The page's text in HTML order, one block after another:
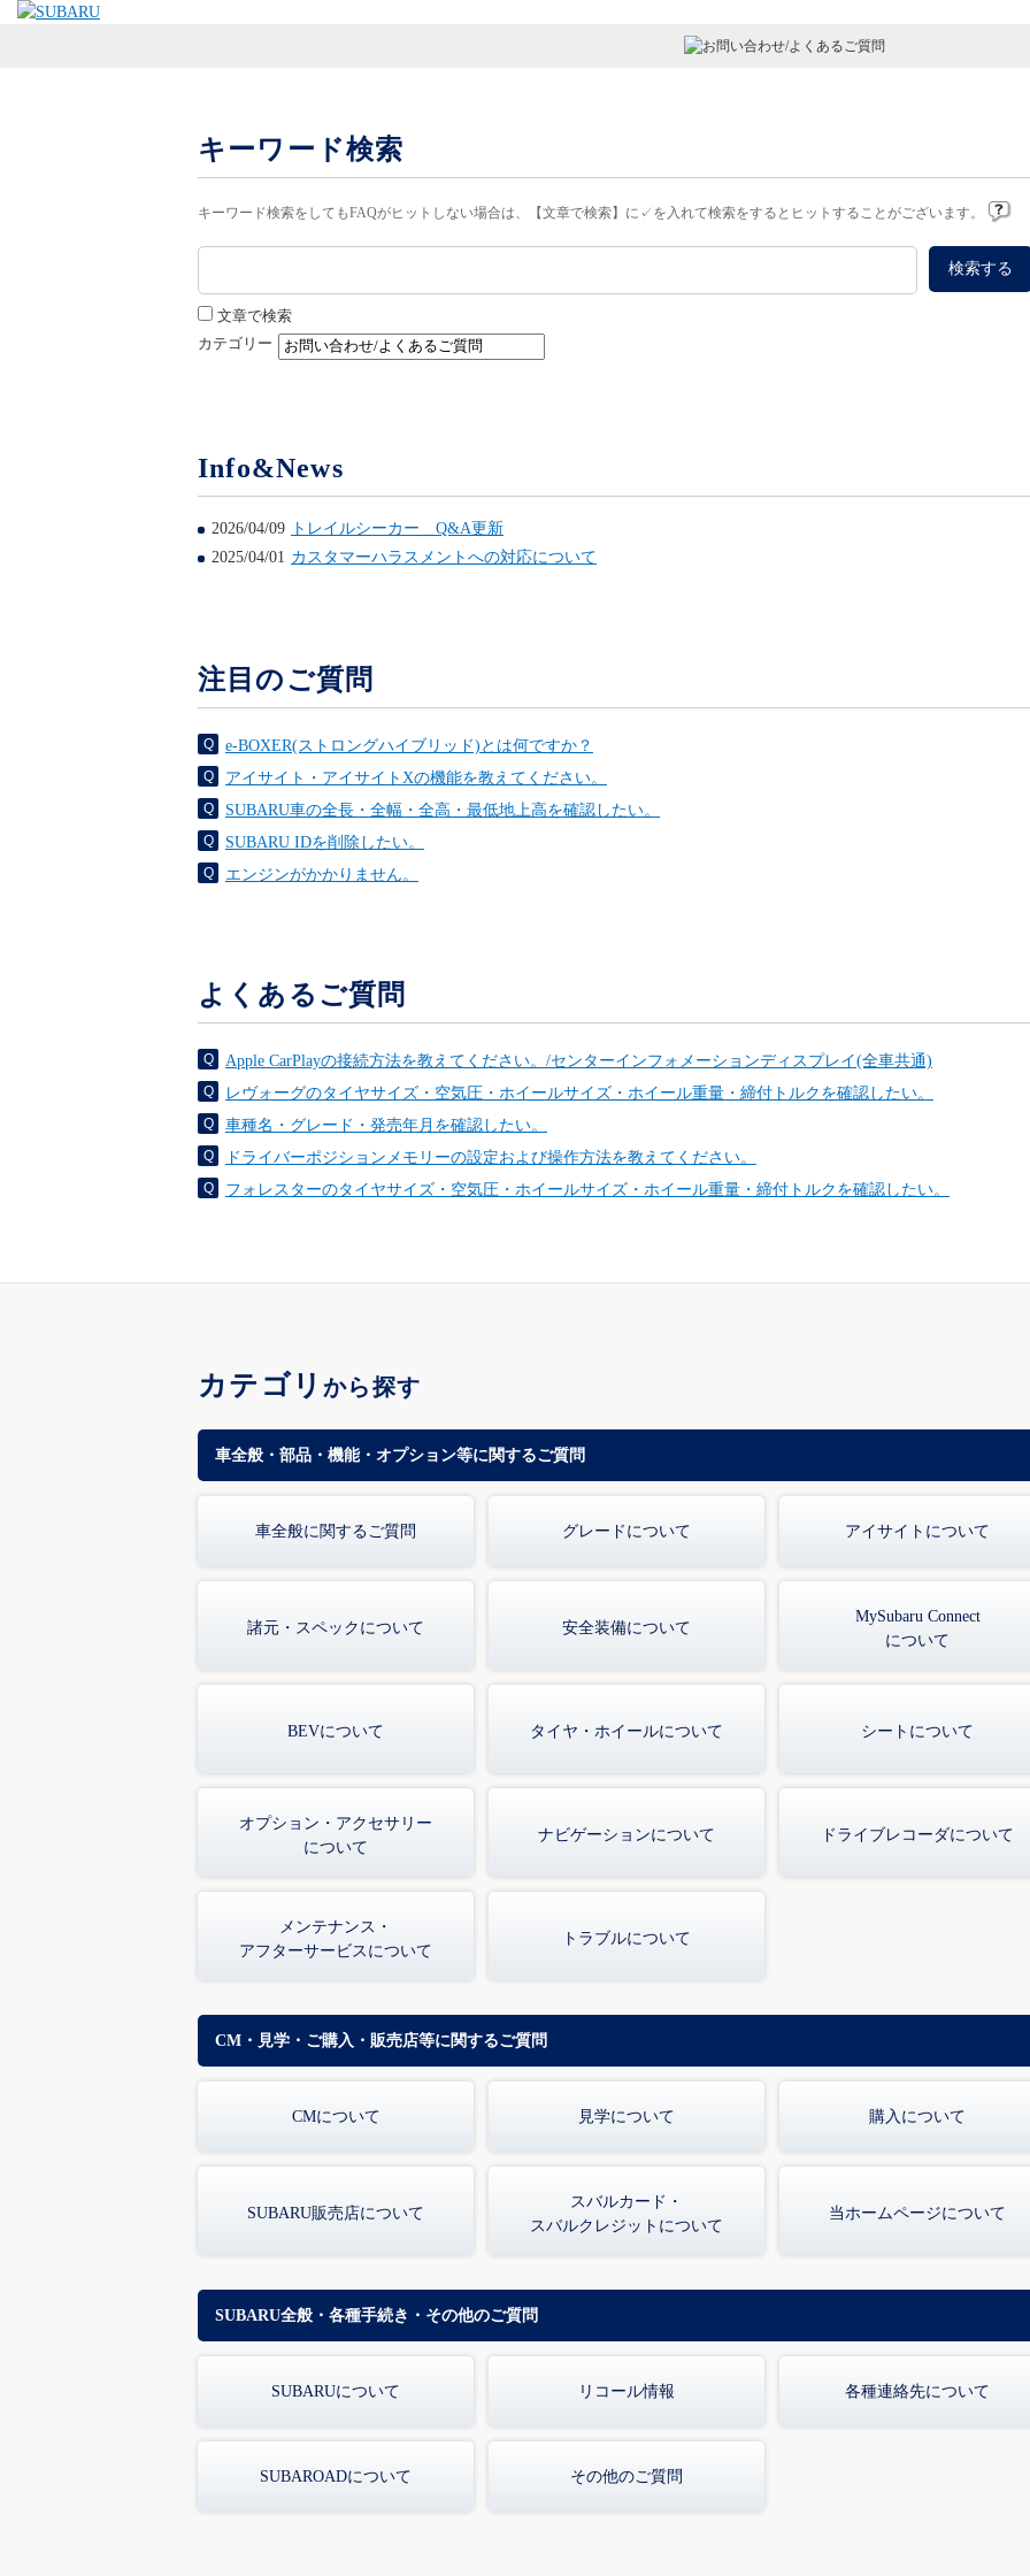
キーワード検索
キーワード検索をしてもFAQがヒットしない場合は、【文章で検索】に✓を入れて検索をするとヒットすることがございます。
文章で検索
カテゴリー
Info&News
2026/04/09
トレイルシーカー Q&A更新
2025/04/01 カスタマーハラスメントへの対応について
注目のご質問
e-BOXER(ストロングハイブリッド)とは何ですか？
アイサイト・アイサイトXの機能を教えてください。
SUBARU車の全長・全幅・全高・最低地上高を確認したい。
SUBARU IDを削除したい。
エンジンがかかりません。
よくあるご質問
Apple CarPlayの接続方法を教えてください。/センターインフォメーションディスプレイ(全車共通)
レヴォーグのタイヤサイズ・空気圧・ホイールサイズ・ホイール重量・締付トルクを確認したい。
車種名・グレード・発売年月を確認したい。
ドライバーポジションメモリーの設定および操作方法を教えてください。
フォレスターのタイヤサイズ・空気圧・ホイールサイズ・ホイール重量・締付トルクを確認したい。
カテゴリから探す
車全般・部品・機能・オプション等に関するご質問
車全般に関するご質問 グレードについて アイサイトについて
諸元・スペックについて 安全装備について
MySubaru Connect
について
BEVについて タイヤ・ホイールについて シートについて
オプション・アクセサリー
について
ナビゲーションについて ドライブレコーダについて
メンテナンス・
アフターサービスについて
トラブルについて
CM・見学・ご購入・販売店等に関するご質問
CMについて 見学について 購入について
SUBARU販売店について
スバルカード・
スバルクレジットについて
当ホームページについて
SUBARU全般・各種手続き・その他のご質問
SUBARUについて リコール情報 各種連絡先について
SUBAROADについて その他のご質問